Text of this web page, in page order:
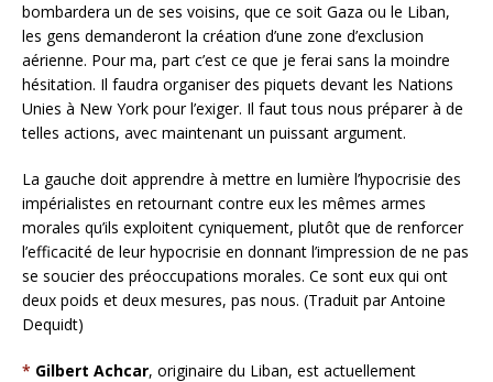
bombardera un de ses voisins, que ce soit Gaza ou le Liban,
les gens demanderont la création d’une zone d’exclusion
aérienne. Pour ma, part c’est ce que je ferai sans la moindre
hésitation. Il faudra organiser des piquets devant les Nations
Unies à New York pour l’exiger. Il faut tous nous préparer à de
telles actions, avec maintenant un puissant argument.
La gauche doit apprendre à mettre en lumière l’hypocrisie des
impérialistes en retournant contre eux les mêmes armes
morales qu’ils exploitent cyniquement, plutôt que de renforcer
l’efficacité de leur hypocrisie en donnant l’impression de ne pas
se soucier des préoccupations morales. Ce sont eux qui ont
deux poids et deux mesures, pas nous. (Traduit par Antoine
Dequidt)
* Gilbert Achcar, originaire du Liban, est actuellement